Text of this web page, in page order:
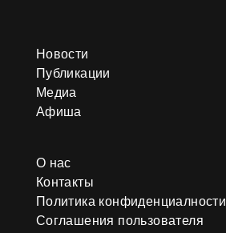
Новости
Публикации
Медиа
Афиша
О нас
Контакты
Политика конфиденциалности
Соглашения пользователя